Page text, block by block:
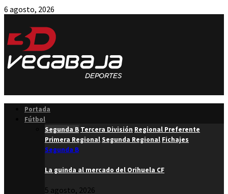
6 agosto, 2026
Portada
Fútbol
Segunda B Tercera División Regional Preferente
Primera RegionalSegunda Regional Fichajes
Segunda B
La guinda al mercado del Orihuela CF
5 agosto, 2026